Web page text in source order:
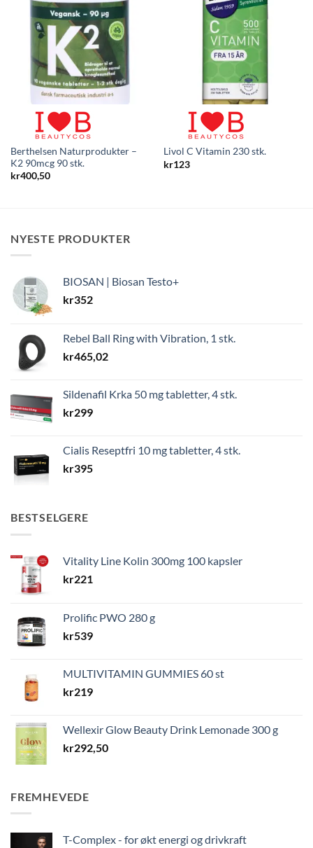
Berthelsen Naturprodukter –
K2 90mcg 90 stk.
kr400,50
Livol C Vitamin 230 stk.
kr123
NYESTE PRODUKTER
BIOSAN | Biosan Testo+
kr352
Rebel Ball Ring with Vibration, 1 stk.
kr465,02
Sildenafil Krka 50 mg tabletter, 4 stk.
kr299
Cialis Reseptfri 10 mg tabletter, 4 stk.
kr395
BESTSELGERE
Vitality Line Kolin 300mg 100 kapsler
kr221
Prolific PWO 280 g
kr539
MULTIVITAMIN GUMMIES 60 st
kr219
Wellexir Glow Beauty Drink Lemonade 300 g
kr292,50
FREMHEVEDE
T-Complex - for økt energi og drivkraft